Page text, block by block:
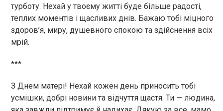
турботу. Нехай у твоєму житті буде більше радості,
теплих моментів і щасливих днів. Бажаю тобі міцного
здоров’я, миру, душевного спокою та здійснення всіх
мрій.
***
З Днем матері! Нехай кожен день приносить тобі
усмішки, добрі новини та відчуття щастя. Ти — людина,